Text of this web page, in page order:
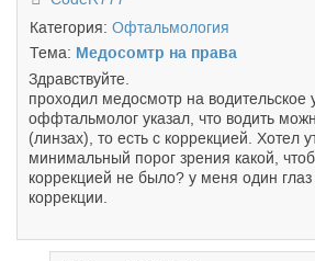
Категория: Офтальмология
Тема: Медосомтр на права
Здравствуйте.
проходил медосмотр на водительское
оффтальмолог указал, что водить
(линзах), то есть с коррекцией. Хотел
минимальный порог зрения какой,
коррекцией не было? у меня один
коррекции.